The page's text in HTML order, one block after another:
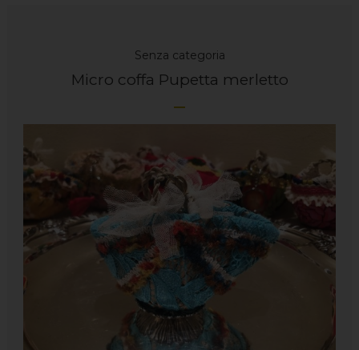
Senza categoria
Micro coffa Pupetta merletto